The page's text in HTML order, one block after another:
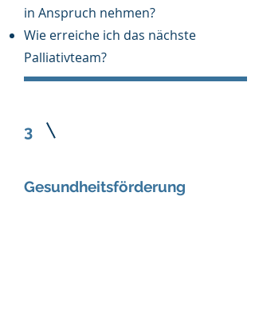
in Anspruch nehmen?
Wie erreiche ich das nächste
Palliativteam?
3
Gesundheitsförderung